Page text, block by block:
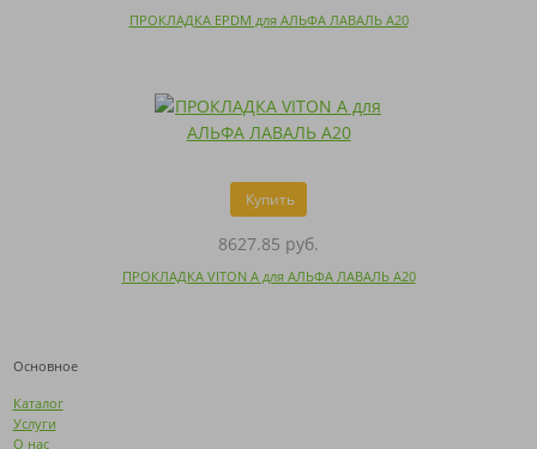
ПРОКЛАДКА EPDM для АЛЬФА ЛАВАЛЬ A20
Купить
8627.85 руб.
ПРОКЛАДКА VITON A для АЛЬФА ЛАВАЛЬ A20
Основное
Каталог
Услуги
О нас